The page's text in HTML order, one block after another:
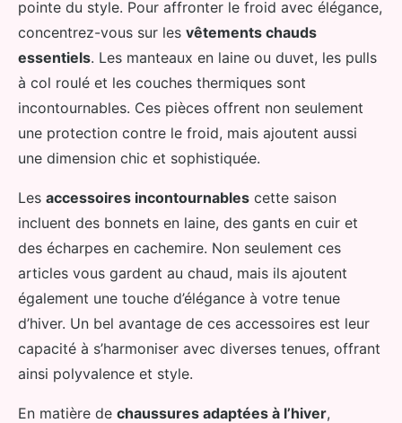
pointe du style. Pour affronter le froid avec élégance,
concentrez-vous sur les vêtements chauds
essentiels. Les manteaux en laine ou duvet, les pulls
à col roulé et les couches thermiques sont
incontournables. Ces pièces offrent non seulement
une protection contre le froid, mais ajoutent aussi
une dimension chic et sophistiquée.
Les accessoires incontournables cette saison
incluent des bonnets en laine, des gants en cuir et
des écharpes en cachemire. Non seulement ces
articles vous gardent au chaud, mais ils ajoutent
également une touche d’élégance à votre tenue
d’hiver. Un bel avantage de ces accessoires est leur
capacité à s’harmoniser avec diverses tenues, offrant
ainsi polyvalence et style.
En matière de chaussures adaptées à l’hiver,